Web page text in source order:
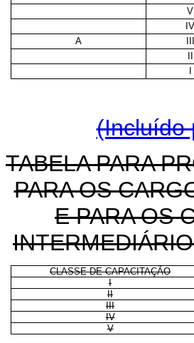
V
IV
A
(Incluído
TABELA PARA
PARA OS
E PARA OS
CLASSE DE CAPACITAÇÃO
I
II
III
IV
V